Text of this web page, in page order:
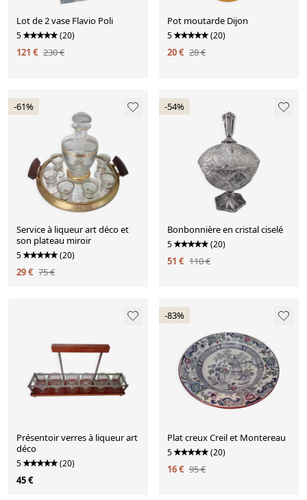
Lot de 2 vase Flavio Poli
5 (20)
121 € 230 €
Pot moutarde Dijon
5 (20)
20 € 28 €
-61%
Service à liqueur art déco et
son plateau miroir
5 (20)
29 € 75 €
-54%
Bonbonnière en cristal ciselé
5 (20)
51 € 110 €
Présentoir verres à liqueur art
déco
5 (20)
45 €
-83%
Plat creux Creil et Montereau
5 (20)
16 € 95 €